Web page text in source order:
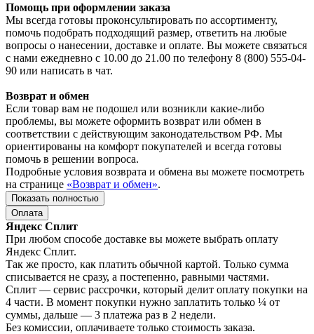
Помощь при оформлении заказа
Мы всегда готовы проконсультировать по ассортименту,
помочь подобрать подходящий размер, ответить на любые
вопросы о нанесении, доставке и оплате. Вы можете связаться
с нами ежедневно с 10.00 до 21.00 по телефону 8 (800) 555-04-
90 или написать в чат.
Возврат и обмен
Если товар вам не подошел или возникли какие-либо
проблемы, вы можете оформить возврат или обмен в
соответствии с действующим законодательством РФ. Мы
ориентированы на комфорт покупателей и всегда готовы
помочь в решении вопроса.
Подробные условия возврата и обмена вы можете посмотреть
на странице «Возврат и обмен».
Показать полностью
Оплата
Яндекс Сплит
При любом способе доставке вы можете выбрать оплату
Яндекс Сплит.
Так же просто, как платить обычной картой. Только сумма
списывается не сразу, а постепенно, равными частями.
Сплит — сервис рассрочки, который делит оплату покупки на
4 части. В момент покупки нужно заплатить только ¼ от
суммы, дальше — 3 платежа раз в 2 недели.
Без комиссии, оплачиваете только стоимость заказа.